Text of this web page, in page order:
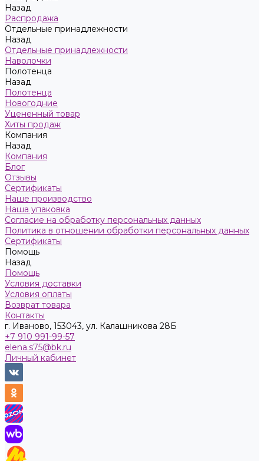
Назад
Распродажа
Отдельные принадлежности
Назад
Отдельные принадлежности
Наволочки
Полотенца
Назад
Полотенца
Новогодние
Уцененный товар
Хиты продаж
Компания
Назад
Компания
Блог
Отзывы
Сертификаты
Наше производство
Наша упаковка
Согласие на обработку персональных данных
Политика в отношении обработки персональных данных
Сертификаты
Помощь
Назад
Помощь
Условия доставки
Условия оплаты
Возврат товара
Контакты
г. Иваново, 153043, ул. Калашникова 28Б
+7 910 991-99-57
elena.s75@bk.ru
Личный кабинет